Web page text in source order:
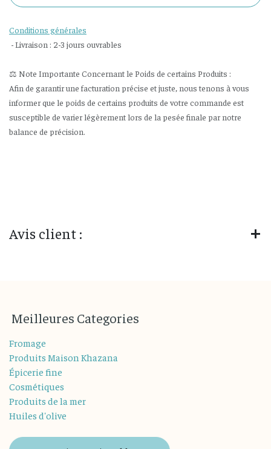
Conditions générales
- Livraison : 2-3 jours ouvrables
⚖️ Note Importante Concernant le Poids de certains Produits :
Afin de garantir une facturation précise et juste, nous tenons à vous
informer que le poids de certains produits de votre commande est
susceptible de varier légèrement lors de la pesée finale par notre
balance de précision.
Avis client :
Meilleures Categories
Fromage
Produits Maison Khazana
Épicerie fine
Cosmétiques
Produits de la mer
Huiles d'olive